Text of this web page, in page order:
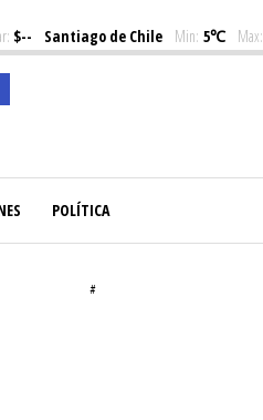
$-- Santiago de Chile Min: 5℃ Max:
POLÍTICA
#